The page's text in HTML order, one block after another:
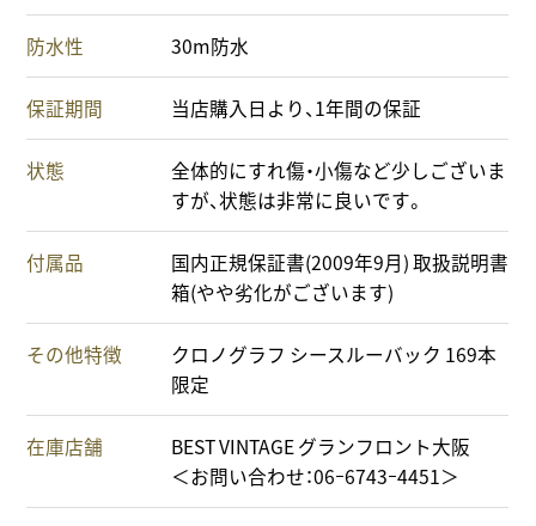
防水性 30m防水
保証期間 当店購入日より、1年間の保証
状態
全体的にすれ傷・小傷など少しございま
すが、状態は非常に良いです。
付属品
国内正規保証書(2009年9月) 取扱説明書
箱(やや劣化がございます)
その他特徴
クロノグラフ シースルーバック 169本
限定
在庫店舗
BEST VINTAGE グランフロント大阪
＜お問い合わせ：06ｰ6743ｰ4451＞